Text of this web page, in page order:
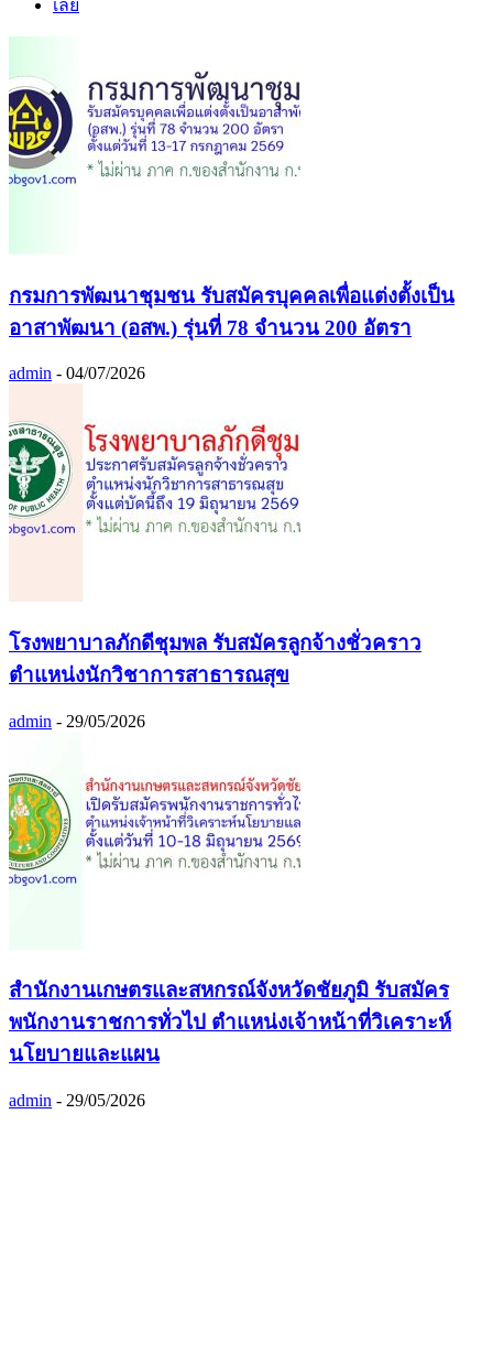
เลย
กรมการพัฒนาชุมชน รับสมัครบุคคลเพื่อแต่งตั้งเป็น
อาสาพัฒนา (อสพ.) รุ่นที่ 78 จำนวน 200 อัตรา
admin - 04/07/2026
โรงพยาบาลภักดีชุมพล รับสมัครลูกจ้างชั่วคราว
ตำแหน่งนักวิชาการสาธารณสุข
admin - 29/05/2026
สำนักงานเกษตรและสหกรณ์จังหวัดชัยภูมิ รับสมัคร
พนักงานราชการทั่วไป ตำแหน่งเจ้าหน้าที่วิเคราะห์
นโยบายและแผน
admin - 29/05/2026